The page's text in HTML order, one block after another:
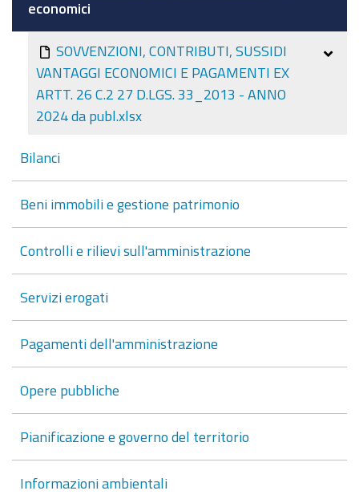
economici
SOVVENZIONI, CONTRIBUTI, SUSSIDI
VANTAGGI ECONOMICI E PAGAMENTI EX
ARTT. 26 C.2 27 D.LGS. 33_2013 - ANNO
2024 da publ.xlsx
Bilanci
Beni immobili e gestione patrimonio
Controlli e rilievi sull'amministrazione
Servizi erogati
Pagamenti dell'amministrazione
Opere pubbliche
Pianificazione e governo del territorio
Informazioni ambientali